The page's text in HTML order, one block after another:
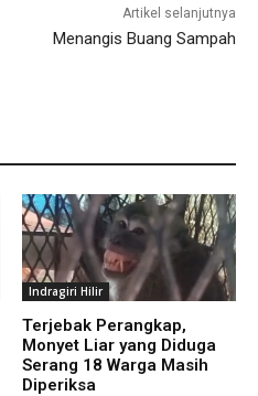
Artikel selanjutnya
Menangis Buang Sampah
Indragiri Hilir
Terjebak Perangkap,
Monyet Liar yang Diduga
Serang 18 Warga Masih
Diperiksa